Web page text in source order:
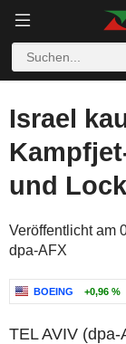
Israel
und
Veröffentlicht am
dpa-AFX
BOEING +0,96 %
TEL AVIV